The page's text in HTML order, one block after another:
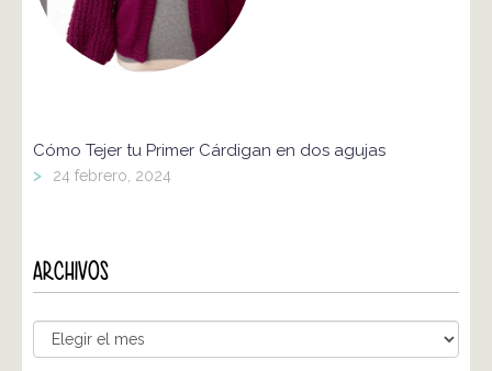
Cómo Tejer tu Primer Cárdigan en dos agujas
> 24 febrero, 2024
ARCHIVOS